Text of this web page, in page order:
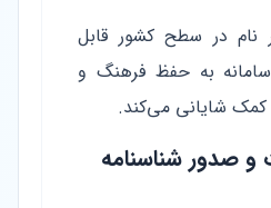
نام در سطح کشور قابل
به حفظ فرهنگ و
کمک شایانی می‌کند.
و صدور شناسنامه